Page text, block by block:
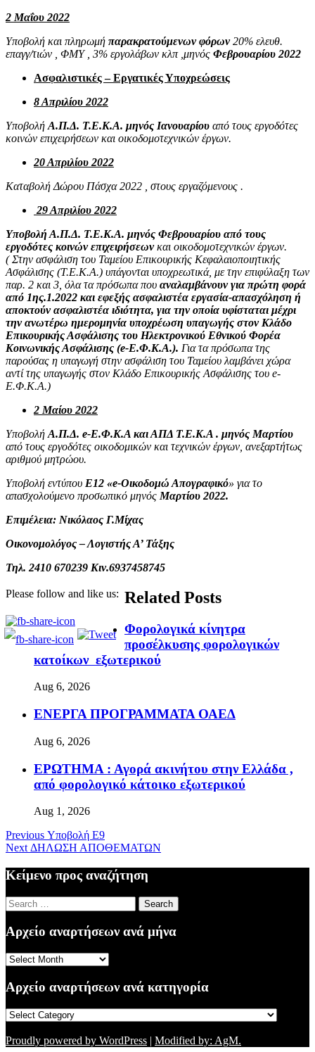
2 Μαΐου 2022
Υποβολή και πληρωμή παρακρατούμενων φόρων20% ελευθ.
επαγγ/τιών , ΦΜΥ , 3% εργολάβων κλπ ,μηνός Φεβρουαρίου 2022
Ασφαλιστικές – Εργατικές Υποχρεώσεις
8 Απριλίου 2022
Υποβολή Α.Π.Δ. Τ.Ε.Κ.Α. μηνός Ιανουαρίου από τους εργοδότες
κοινών επιχειρήσεων και οικοδομοτεχνικών έργων.
20 Απριλίου 2022
Καταβολή Δώρου Πάσχα 2022 , στους εργαζόμενους .
29 Απριλίου 2022
Υποβολή Α.Π.Δ. Τ.Ε.Κ.Α. μηνός Φεβρουαρίου από τους
εργοδότες κοινών επιχειρήσεωνκαι οικοδομοτεχνικών έργων.
( Στην ασφάλιση του Ταμείου Επικουρικής Κεφαλαιοποιητικής
Ασφάλισης (Τ.Ε.Κ.Α.) υπάγονται υποχρεωτικά, με την επιφύλαξη των
παρ. 2 και 3, όλα τα πρόσωπα που αναλαμβάνουν για πρώτη φορά
από 1ης.1.2022 και εφεξής ασφαλιστέα εργασία-απασχόληση ή
αποκτούν ασφαλιστέα ιδιότητα, για την οποία υφίσταται μέχρι
την ανωτέρω ημερομηνία υποχρέωση υπαγωγής στον Κλάδο
Επικουρικής Ασφάλισης του Ηλεκτρονικού Εθνικού Φορέα
Κοινωνικής Ασφάλισης (e-Ε.Φ.Κ.Α.). Για τα πρόσωπα της
παρούσας η υπαγωγή στην ασφάλιση του Ταμείου λαμβάνει χώρα
αντί της υπαγωγής στον Κλάδο Επικουρικής Ασφάλισης του e-
Ε.Φ.Κ.Α.)
2 Μαίου 2022
Υποβολή Α.Π.Δ. e-Ε.Φ.Κ.Α και ΑΠΔ Τ.Ε.Κ.Α . μηνός Μαρτίου
από τους εργοδότες οικοδομικών και τεχνικών έργων, ανεξαρτήτως
αριθμού μητρώου.
Υποβολή εντύπου Ε12 «e-Οικοδομώ Απογραφικό» για το
απασχολούμενο προσωπικό μηνός Μαρτίου 2022.
Eπιμέλεια: Νικόλαος Γ.Μίχας
Οικονομολόγος – Λογιστής Α’ Τάξης
Τηλ. 2410 670239 Κιν.6937458745
Please follow and like us: Related Posts
Φορολογικά κίνητρα
προσέλκυσης φορολογικών
κατοίκων εξωτερικού
Aug 6, 2026
ΕΝΕΡΓΑ ΠΡΟΓΡΑΜΜΑΤΑ ΟΑΕΔ
Aug 6, 2026
ΕΡΩΤΗΜΑ : Αγορά ακινήτου στην Ελλάδα ,
από φορολογικό κάτοικο εξωτερικού
Aug 1, 2026
Previous Υποβολή Ε9
Next ΔΗΛΩΣΗ ΑΠΟΘΕΜΑΤΩΝ
Κείμενο προς αναζήτηση
Search
for:
Αρχείο αναρτήσεων ανά μήνα
Αρχείο
ανά
μήνα
Αρχείο αναρτήσεων ανά κατηγορία
Αρχείο
ανά
Proudly powered by WordPress | Modified by: AgM.